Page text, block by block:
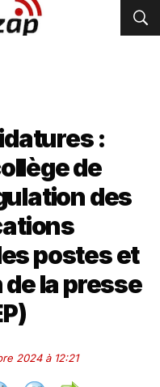
:
de
des
postes et
la presse
2024 à 12:21